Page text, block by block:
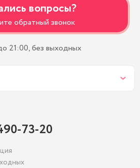
вопросы?
обратный звонок
21:00, без выходных
73-20